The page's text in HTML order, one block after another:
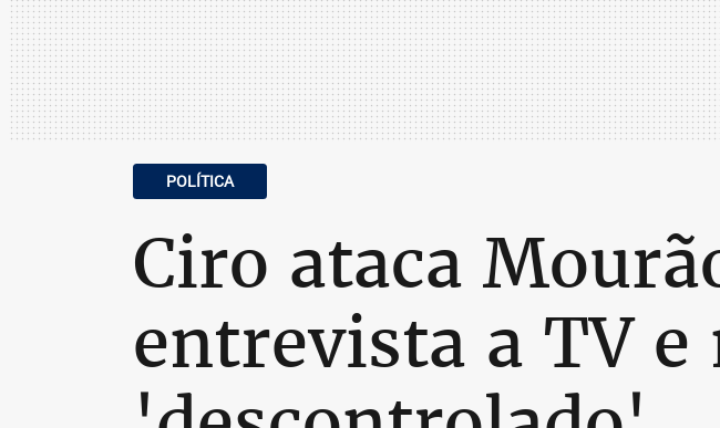
POLÍTICA
Ciro ataca
entrevista a TV e